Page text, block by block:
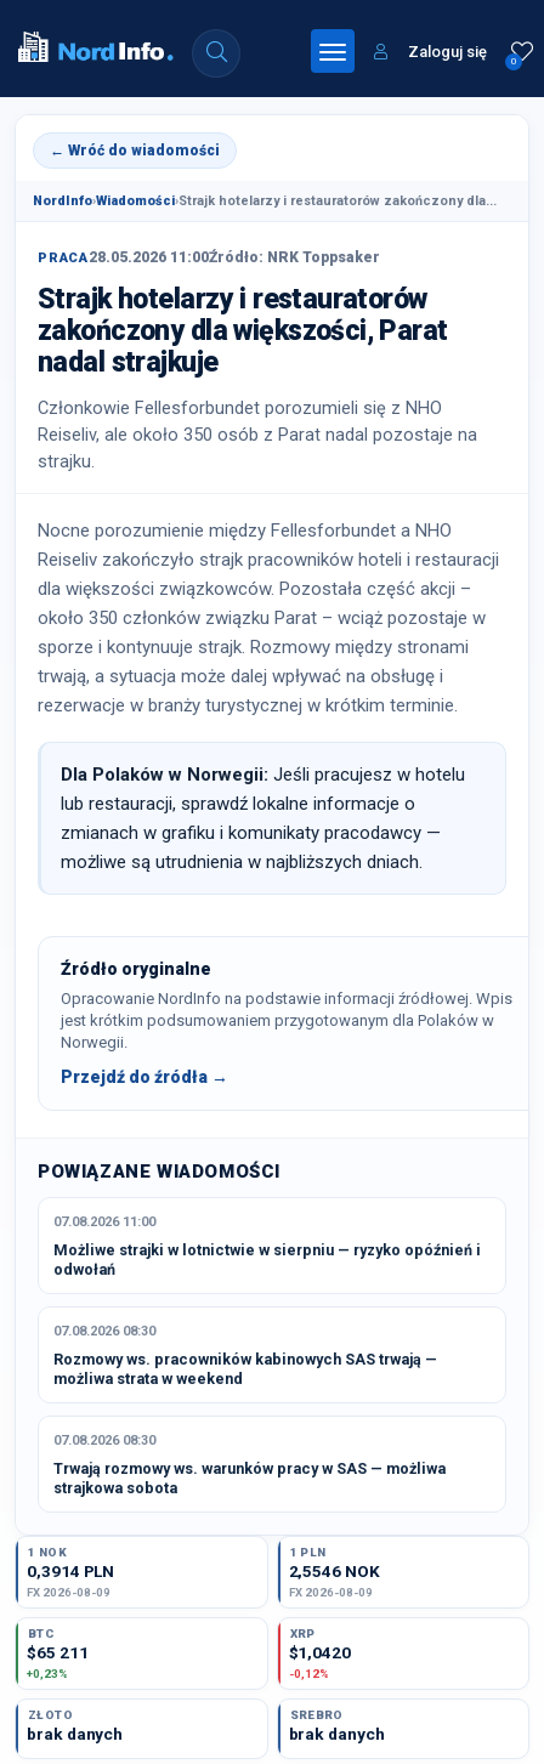
0
Zaloguj się
← Wróć do wiadomości
NordInfo›Wiadomości›Strajk hotelarzy i restauratorów zakończony dla...
PRACA28.05.2026 11:00Źródło: NRK Toppsaker
Strajk hotelarzy i restauratorów
zakończony dla większości, Parat
nadal strajkuje
Członkowie Fellesforbundet porozumieli się z NHO
Reiseliv, ale około 350 osób z Parat nadal pozostaje na
strajku.
Nocne porozumienie między Fellesforbundet a NHO
Reiseliv zakończyło strajk pracowników hoteli i restauracji
dla większości związkowców. Pozostała część akcji –
około 350 członków związku Parat – wciąż pozostaje w
sporze i kontynuuje strajk. Rozmowy między stronami
trwają, a sytuacja może dalej wpływać na obsługę i
rezerwacje w branży turystycznej w krótkim terminie.
Dla Polaków w Norwegii: Jeśli pracujesz w hotelu
lub restauracji, sprawdź lokalne informacje o
zmianach w grafiku i komunikaty pracodawcy —
możliwe są utrudnienia w najbliższych dniach.
Źródło oryginalne
Opracowanie NordInfo na podstawie informacji źródłowej. Wpis
jest krótkim podsumowaniem przygotowanym dla Polaków w
Norwegii.
Przejdź do źródła →
POWIĄZANE WIADOMOŚCI
07.08.2026 11:00
Możliwe strajki w lotnictwie w sierpniu — ryzyko opóźnień i
odwołań
07.08.2026 08:30
Rozmowy ws. pracowników kabinowych SAS trwają —
możliwa strata w weekend
07.08.2026 08:30
Trwają rozmowy ws. warunków pracy w SAS — możliwa
strajkowa sobota
1 NOK
0,3914 PLN
FX 2026-08-09
1 PLN
2,5546 NOK
FX 2026-08-09
BTC
$65 211
+0,23%
XRP
$1,0420
-0,12%
ZŁOTO
brak danych
SREBRO
brak danych